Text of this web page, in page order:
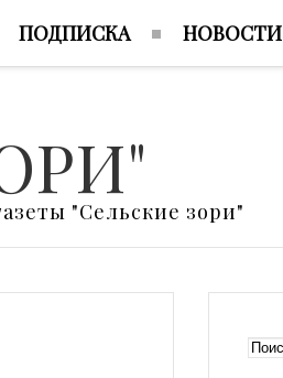
ПОДПИСКА НОВОСТИ
"Сельские зори"